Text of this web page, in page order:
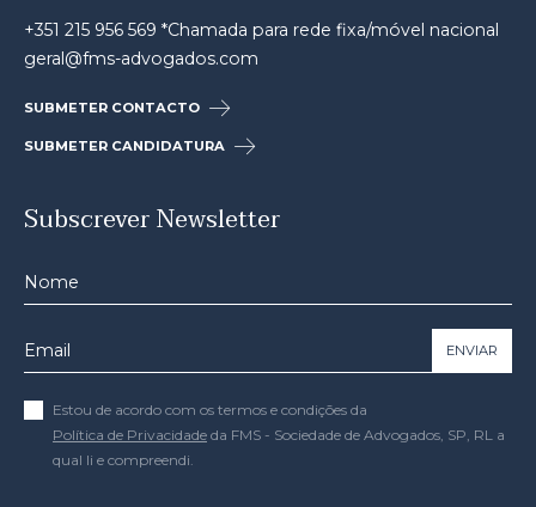
+351 215 956 569 *Chamada para rede fixa/móvel nacional
geral@fms-advogados.com
SUBMETER CONTACTO
SUBMETER CANDIDATURA
Subscrever Newsletter
ENVIAR
Estou de acordo com os termos e condições da
Política de Privacidade da FMS - Sociedade de Advogados, SP, RL a
qual li e compreendi.